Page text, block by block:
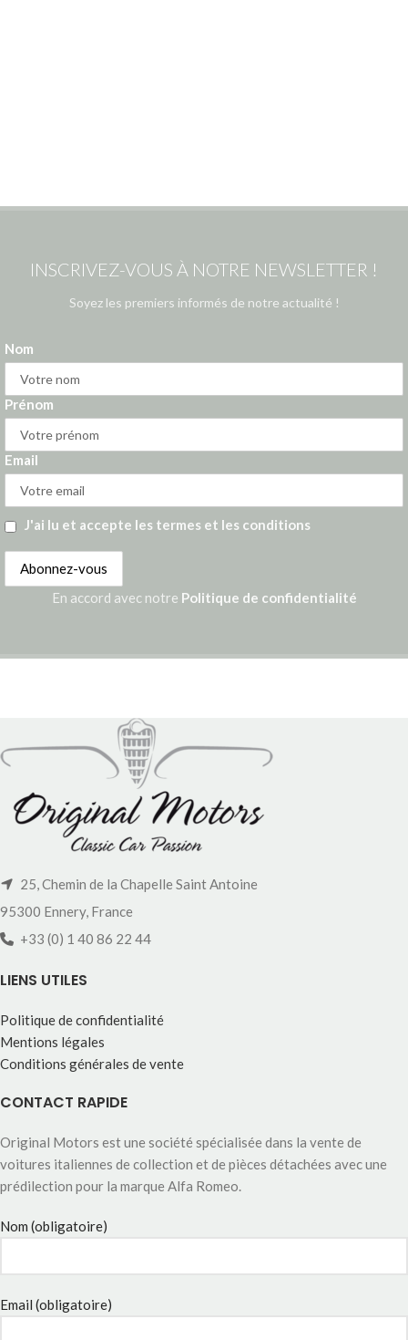
INSCRIVEZ-VOUS À NOTRE NEWSLETTER !
Soyez les premiers informés de notre actualité !
Nom
Prénom
Email
J'ai lu et accepte les termes et les conditions
En accord avec notre Politique de confidentialité
25, Chemin de la Chapelle Saint Antoine
95300 Ennery, France
+33 (0) 1 40 86 22 44
LIENS UTILES
Politique de confidentialité
Mentions légales
Conditions générales de vente
CONTACT RAPIDE
Original Motors est une société spécialisée dans la vente de
voitures italiennes de collection et de pièces détachées avec une
prédilection pour la marque Alfa Romeo.
Nom (obligatoire)
Email (obligatoire)